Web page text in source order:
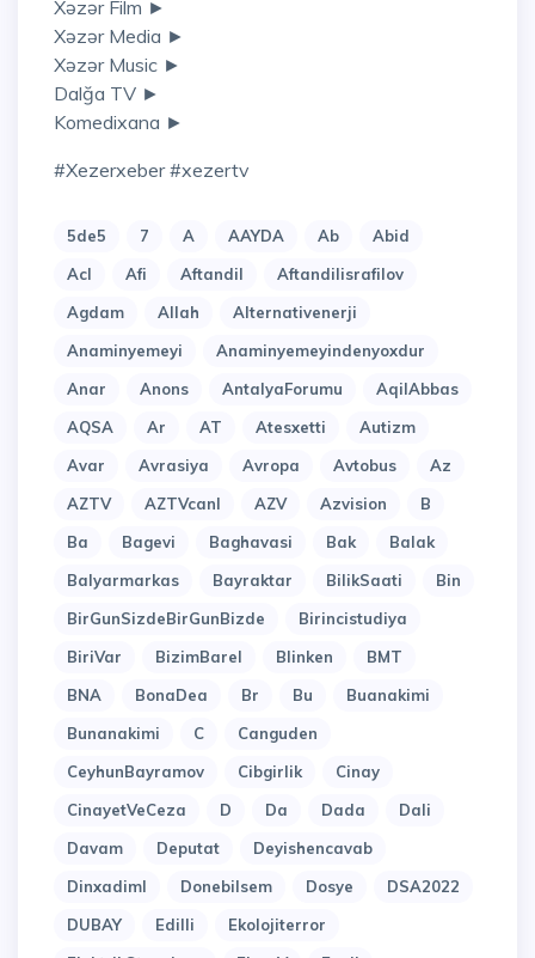
Xəzər Film ►
Xəzər Media ►
Xəzər Music ►
Dalğa TV ►
Komedixana ►
#xezerxeber #xezertv
5de5 7 A AAYDA Ab
Abid
Acl
Afi Aftandil
Aftandilisrafilov
Agdam
Allah
Alternativenerji
Anaminyemeyi
Anaminyemeyindenyoxdur
Anar
Anons AntalyaForumu
AqilAbbas
AQSA
Ar AT Atesxetti
Autizm
Avar
Avrasiya Avropa Avtobus
Az
AZTV
AZTVcanl AZV Azvision
B
Ba
Bagevi Baghavasi Bak
Balak
Balyarmarkas
Bayraktar BilikSaati
Bin
BirGunSizdeBirGunBizde
Birincistudiya
BiriVar
BizimBarel Blinken
BMT
BNA
BonaDea Br Bu
Buanakimi
Bunanakimi
C
Canguden
CeyhunBayramov
Cibgirlik
Cinay
CinayetVeCeza
D Da Dada
Dali
Davam
Deputat
Deyishencavab
Dinxadiml
Donebilsem Dosye
DSA2022
DUBAY
Edilli
Ekolojiterror